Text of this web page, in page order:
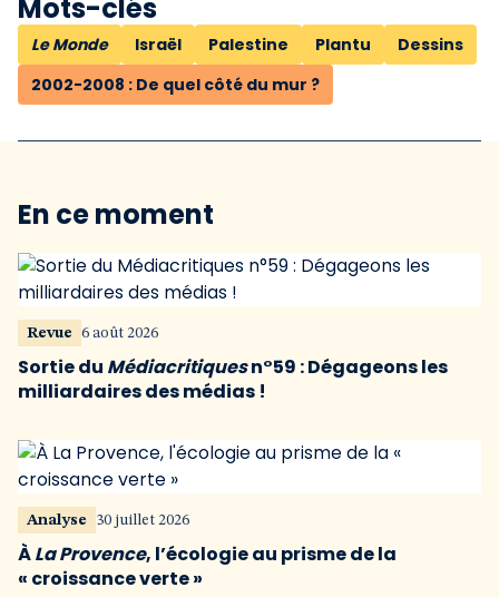
Mots-clés
Le Monde Israël Palestine Plantu
Dessins
2002-2008 : De quel côté du mur ?
En ce moment
Revue 6 août 2026
Sortie du Médiacritiquesn°59 : Dégageons les
milliardaires des médias !
Analyse 30 juillet 2026
ÀLa Provence, l’écologie au prisme de la
« croissance verte »